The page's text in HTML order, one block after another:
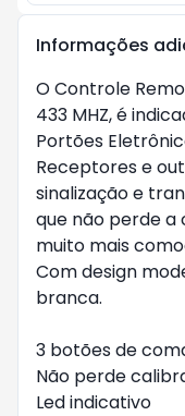
Informações
O Controle
433 MHZ, é
Portões
Receptores e
sinalização e
que não perde
muito mais
Com design
branca.
3 botões de
Não perde
Led indicativo